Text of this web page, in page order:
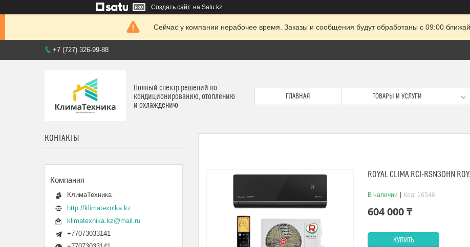
Создать сайт на Satu.kz
Сейчас у компании нерабочее время. Заказы и сообщения будут обработаны с 09:00
+7 (727) 326-99-88
Полный спектр решений по
кондиционированию, отоплению
и охлаждению
ГЛАВНАЯ ТОВАРЫ И УСЛУГИ
ROYAL CLIMA RCI-RSN30HN
В наличии Код: 16546
604 000 ₸
КУПИТЬ
КОНТАКТЫ
КлимаТехника
http://klimatexnika.kz
klimatexnika.kz@mail.ru
+77073033141